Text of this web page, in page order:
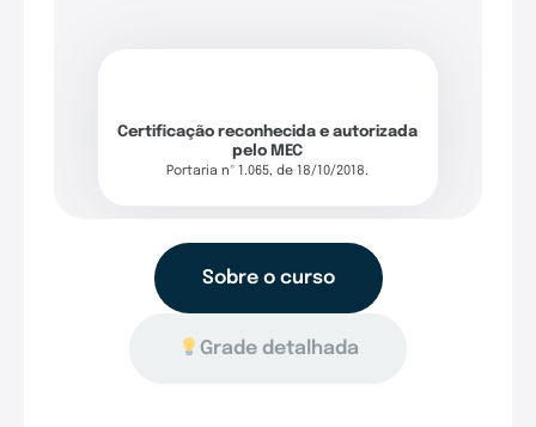
Certificação reconhecida e autorizada
pelo MEC
Portaria nº 1.065, de 18/10/2018.
Sobre o curso
Grade detalhada